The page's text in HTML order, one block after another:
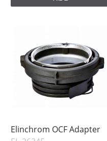
Elinchrom OCF Adapter